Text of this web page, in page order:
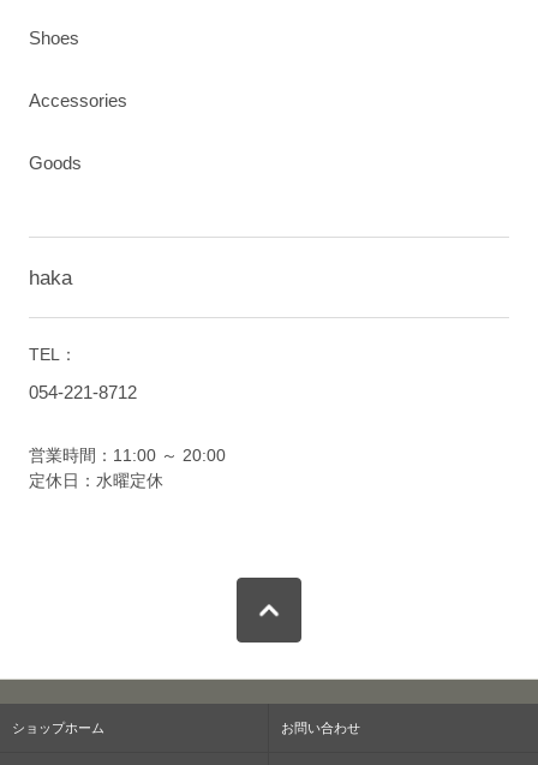
Shoes
Accessories
Goods
haka
TEL：
054-221-8712
営業時間：11:00 ～ 20:00
定休日：水曜定休
ショップホーム お問い合わせ